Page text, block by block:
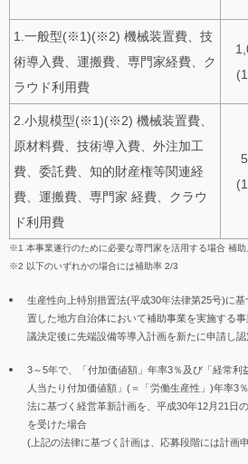
1.一般型(※1)(※2) 機械装置費、技
術導入費、運搬費、専門家経費、ク
ラウド利用費
2.小規模型(※1)(※2) 機械装置費、
原材料費、技術導入費、外注加工
費、委託費、知的財産権等関連経
費、運搬費、専門家 経費、クラウ
ド利用費
※1 本事業遂行のために必要な専門家を活用する場合 補
※2 以下のいずれかの場合には補助率 2/3
生産性向上特別措置法(平成30年法律第25号)に
置した地方自治体において補助事業を実施する
議決定後に先端設備等導入計画を新たに申請し
3～5年で、「付加価値額」年率3％及び「経常利
人当たり付加価値額」(＝「労働生産性」)年率3
法に基づく経営革新計画を、平成30年12月21日
を受けた場合
(上記の法律に基づく計画は、応募段階には計画